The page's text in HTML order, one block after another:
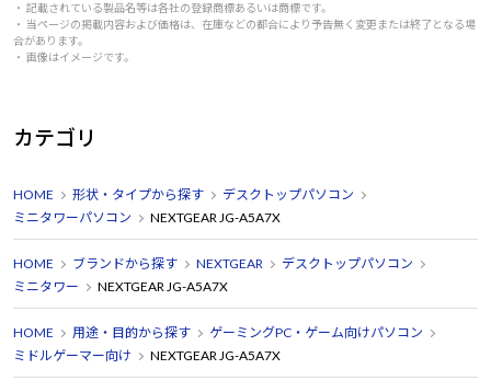
・ 記載されている製品名等は各社の登録商標あるいは商標です。
・ 当ページの掲載内容および価格は、在庫などの都合により予告無く変更または終了となる場
合があります。
・ 画像はイメージです。
カテゴリ
HOME 形状・タイプから探す
デスクトップパソコン
ミニタワーパソコン
NEXTGEAR JG-A5A7X
HOME ブランドから探す NEXTGEAR
デスクトップパソコン
ミニタワー
NEXTGEAR JG-A5A7X
HOME 用途・目的から探す
ゲーミングPC・ゲーム向けパソコン
ミドルゲーマー向け
NEXTGEAR JG-A5A7X